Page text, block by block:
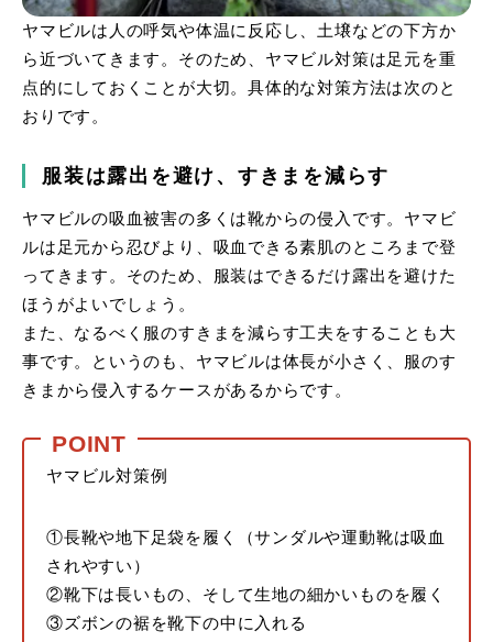
ヤマビルは人の呼気や体温に反応し、土壌などの下方か
ら近づいてきます。そのため、ヤマビル対策は足元を重
点的にしておくことが大切。具体的な対策方法は次のと
おりです。
服装は露出を避け、すきまを減らす
ヤマビルの吸血被害の多くは靴からの侵入です。ヤマビ
ルは足元から忍びより、吸血できる素肌のところまで登
ってきます。そのため、服装はできるだけ露出を避けた
ほうがよいでしょう。
また、なるべく服のすきまを減らす工夫をすることも大
事です。というのも、ヤマビルは体長が小さく、服のす
きまから侵入するケースがあるからです。
ヤマビル対策例
①長靴や地下足袋を履く（サンダルや運動靴は吸血
されやすい）
②靴下は長いもの、そして生地の細かいものを履く
③ズボンの裾を靴下の中に入れる